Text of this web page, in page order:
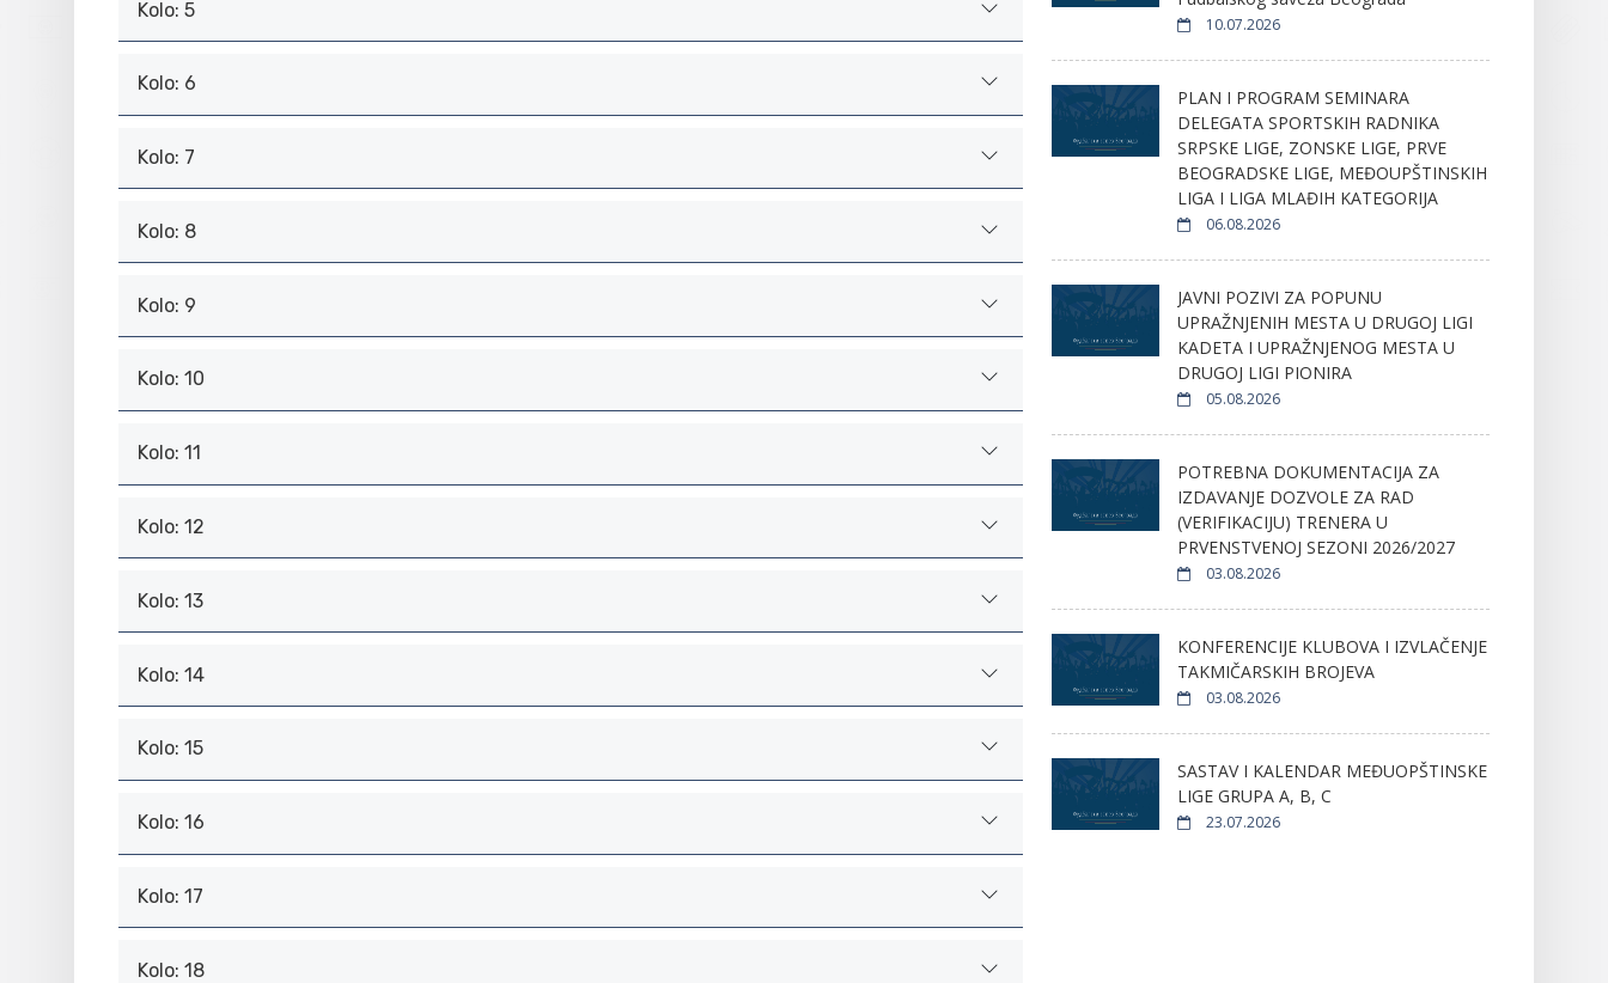
Kolo: 5
Kolo: 6
Kolo: 7
Kolo: 8
Kolo: 9
Kolo: 10
Kolo: 11
Kolo: 12
Kolo: 13
Kolo: 14
Kolo: 15
Kolo: 16
Kolo: 17
Kolo: 18
10.07.2026
PLAN I PROGRAM SEMINARA
DELEGATA SPORTSKIH RADNIKA
SRPSKE LIGE, ZONSKE LIGE, PRVE
BEOGRADSKE LIGE, MEĐOUPŠTINSKIH
LIGA I LIGA MLAĐIH KATEGORIJA
06.08.2026
JAVNI POZIVI ZA POPUNU
UPRAŽNJENIH MESTA U DRUGOJ LIGI
KADETA I UPRAŽNJENOG MESTA U
DRUGOJ LIGI PIONIRA
05.08.2026
POTREBNA DOKUMENTACIJA ZA
IZDAVANJE DOZVOLE ZA RAD
(VERIFIKACIJU) TRENERA U
PRVENSTVENOJ SEZONI 2026/2027
03.08.2026
KONFERENCIJE KLUBOVA I IZVLAČENJE
TAKMIČARSKIH BROJEVA
03.08.2026
SASTAV I KALENDAR MEĐUOPŠTINSKE
LIGE GRUPA A, B, C
23.07.2026